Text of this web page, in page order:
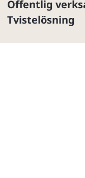
Offentlig
Tvistelösning